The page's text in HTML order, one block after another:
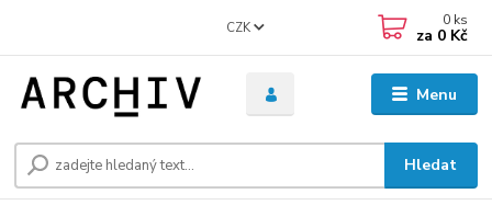
Menu
CZK
Hledat
0 ks
za 0 Kč